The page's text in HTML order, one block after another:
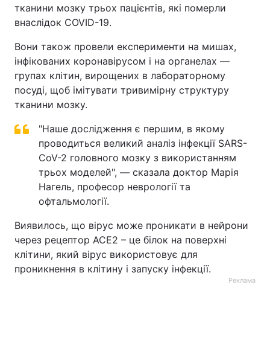
Тема оформлення
тканини мозку трьох пацієнтів, які померли
внаслідок COVID-19.
Вони також провели експерименти на мишах,
інфікованих коронавірусом і на органелах —
групах клітин, вирощених в лабораторному
посуді, щоб імітувати тривимірну структуру
тканини мозку.
"Наше дослідження є першим, в якому
проводиться великий аналіз інфекції SARS-
CoV-2 головного мозку з використанням
трьох моделей", — сказала доктор Марія
Нагель, професор неврології та
офтальмології.
Виявилось, що вірус може проникати в нейрони
через рецептор ACE2 – це білок на поверхні
клітини, який вірус використовує для
проникнення в клітину і запуску інфекції.
Реклама